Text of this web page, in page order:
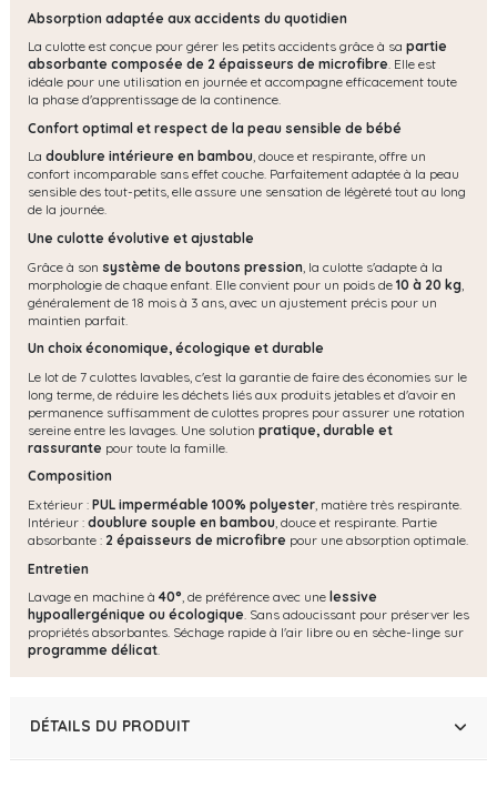
Absorption adaptée aux accidents du quotidien
La culotte est conçue pour gérer les petits accidents grâce à sa partie
absorbante composée de 2 épaisseurs de microfibre. Elle est
idéale pour une utilisation en journée et accompagne efficacement toute
la phase d'apprentissage de la continence.
Confort optimal et respect de la peau sensible de bébé
La doublure intérieure en bambou, douce et respirante, offre un
confort incomparable sans effet couche. Parfaitement adaptée à la peau
sensible des tout-petits, elle assure une sensation de légèreté tout au long
de la journée.
Une culotte évolutive et ajustable
Grâce à son système de boutons pression , la culotte s'adapte à la
morphologie de chaque enfant. Elle convient pour un poids de 10 à 20 kg
généralement de 18 mois à 3 ans, avec un ajustement précis pour un
maintien parfait.
Un choix économique, écologique et durable
Le lot de 7 culottes lavables, c'est la garantie de faire des économies sur le
long terme, de réduire les déchets liés aux produits jetables et d'avoir en
permanence suffisamment de culottes propres pour assurer une rotation
sereine entre les lavages. Une solution pratique, durable et
rassurante pour toute la famille.
Composition
Extérieur : PUL imperméable 100% polyester, matière très respirante.
Intérieur : doublure souple en bambou, douce et respirante. Partie
absorbante : 2 épaisseurs de microfibre pour une absorption optimale.
Entretien
Lavage en machine à 40°, de préférence avec une lessive
hypoallergénique ou écologique. Sans adoucissant pour préserver les
propriétés absorbantes. Séchage rapide à l'air libre ou en sèche-linge sur
programme délicat.
DÉTAILS DU PRODUIT